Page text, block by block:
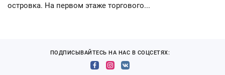
островка. На первом этаже торгового...
ПОДПИСЫВАЙТЕСЬ НА НАС В СОЦСЕТЯХ: